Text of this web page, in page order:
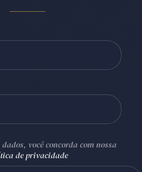
você concorda com nossa
de privacidade